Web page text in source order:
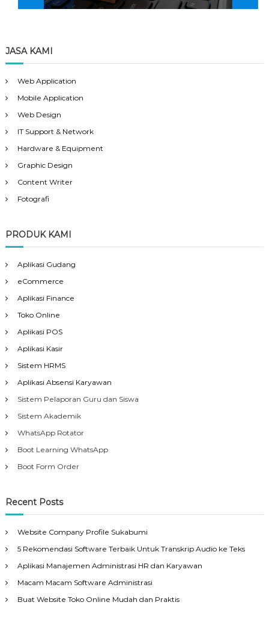
JASA KAMI
Web Application
Mobile Application
Web Design
IT Support & Network
Hardware & Equipment
Graphic Design
Content Writer
Fotografi
PRODUK KAMI
Aplikasi Gudang
eCommerce
Aplikasi Finance
Toko Online
Aplikasi POS
Aplikasi Kasir
Sistem HRMS
Aplikasi Absensi Karyawan
Sistem Pelaporan Guru dan Siswa
Sistem Akademik
WhatsApp Rotator
Boot Learning WhatsApp
Boot Form Order
Recent Posts
Website Company Profile Sukabumi
5 Rekomendasi Software Terbaik Untuk Transkrip Audio ke Teks
Aplikasi Manajemen Administrasi HR dan Karyawan
Macam Macam Software Administrasi
Buat Website Toko Online Mudah dan Praktis